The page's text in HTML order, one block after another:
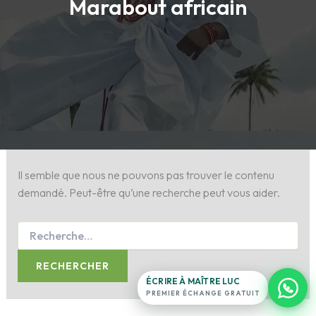
Marabout africain
Il semble que nous ne pouvons pas trouver le contenu
demandé. Peut-être qu’une recherche peut vous aider.
Maître Luc
Exposez votre situation.
ligne du
temple
16
ÉCRIRE À MAÎTRE LUC
PREMIER ÉCHANGE GRATUIT